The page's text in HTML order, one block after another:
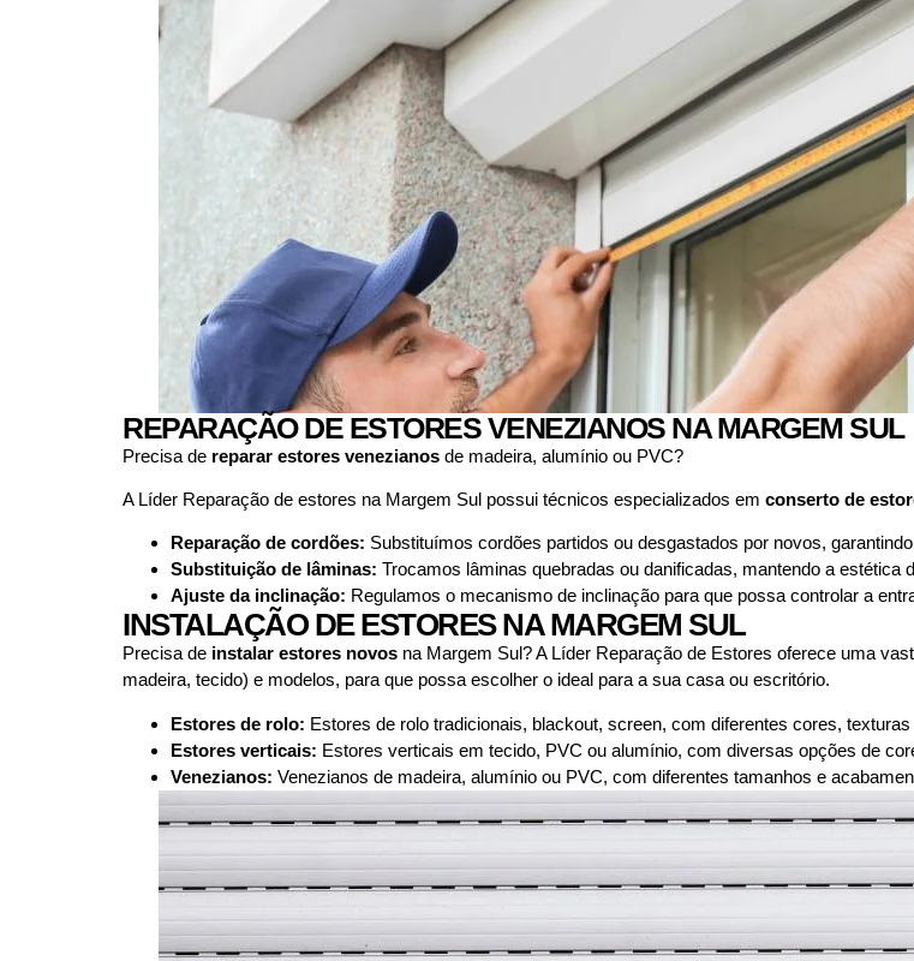
REPARAÇÃO DE ESTORES VENEZIANOS NA MARGEM SUL
Precisa de reparar estores venezianos de madeira, alumínio ou PVC?
A Líder Reparação de estores na Margem Sul possui técnicos especializados em conserto de
Reparação de cordões: Substituímos cordões partidos ou desgastados por novos,
Substituição de lâminas: Trocamos lâminas quebradas ou danificadas, mantendo a estética
Ajuste da inclinação: Regulamos o mecanismo de inclinação para que possa controlar a
INSTALAÇÃO DE ESTORES NA MARGEM SUL
Precisa de instalar estores novos na Margem Sul? A Líder Reparação de Estores oferece uma
madeira, tecido) e modelos, para que possa escolher o ideal para a sua casa ou escritório.
Estores de rolo: Estores de rolo tradicionais, blackout, screen, com diferentes cores,
Estores verticais: Estores verticais em tecido, PVC ou alumínio, com diversas opções de
Venezianos: Venezianos de madeira, alumínio ou PVC, com diferentes tamanhos e